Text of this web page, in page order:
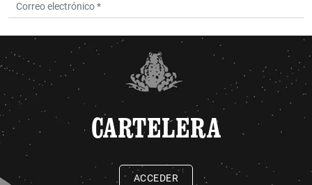
CARTELERA
ACCEDER